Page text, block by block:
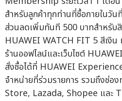
สำหรับลูกค้าทุกท่านที่ซื้อภายในวั
ส่วนลดเพิ่มทันที 500 บาทสำหรับ
HUAWEI WATCH FIT 5 สีเงิน
ร้านออฟไลน์และเว็บไซต์
สั่งซื้อได้ที่ HUAWEI
จำหน่ายที่ร่วมรายการ รวมถึงช่อ
Store, Lazada, Shopee และ